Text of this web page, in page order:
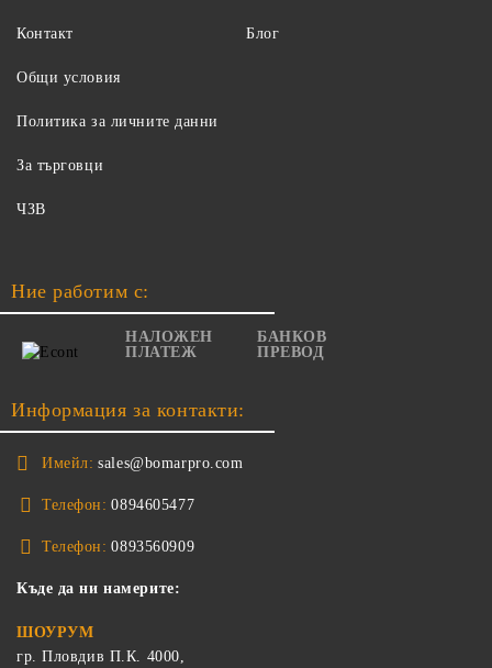
Контакт Блог
Общи условия
Политика за личните данни
За търговци
ЧЗВ
Ние работим с:
НАЛОЖЕН
ПЛАТЕЖ
БАНКОВ
ПРЕВОД
Информация за контакти:
Имейл: sales@bomarpro.com
Телефон: 0894605477
Телефон: 0893560909
Къде да ни намерите:
ШОУРУМ
гр. Пловдив П.К. 4000,